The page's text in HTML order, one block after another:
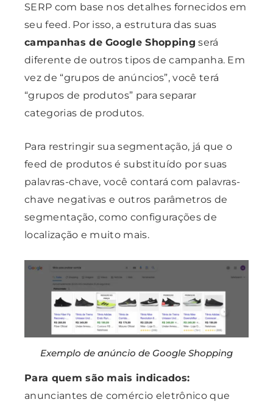
SERP com base nos detalhes fornecidos em
seu feed. Por isso, a estrutura das suas
campanhas de Google Shopping será
diferente de outros tipos de campanha. Em
vez de “grupos de anúncios”, você terá
“grupos de produtos” para separar
categorias de produtos.
Para restringir sua segmentação, já que o
feed de produtos é substituído por suas
palavras-chave, você contará com palavras-
chave negativas e outros parâmetros de
segmentação, como configurações de
localização e muito mais.
Exemplo de anúncio de Google Shopping
Para quem são mais indicados:
anunciantes de comércio eletrônico que